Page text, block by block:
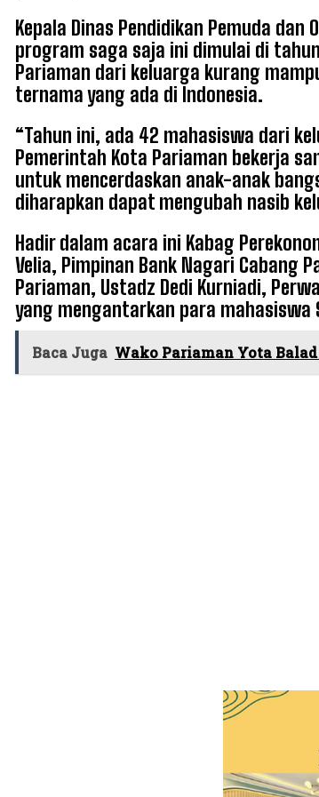
Kepala Dinas Pendidikan Pemuda
program saga saja ini dimulai di
Pariaman dari keluarga kurang
ternama yang ada di Indonesia.
“Tahun ini, ada 42 mahasiswa dari
Pemerintah Kota Pariaman bekerja
untuk mencerdaskan anak-anak
diharapkan dapat mengubah nasib
Hadir dalam acara ini Kabag
Velia, Pimpinan Bank Nagari Cabang
Pariaman, Ustadz Dedi Kurniadi,
yang mengantarkan para mahasiswa
Baca Juga Wako Pariaman Yota